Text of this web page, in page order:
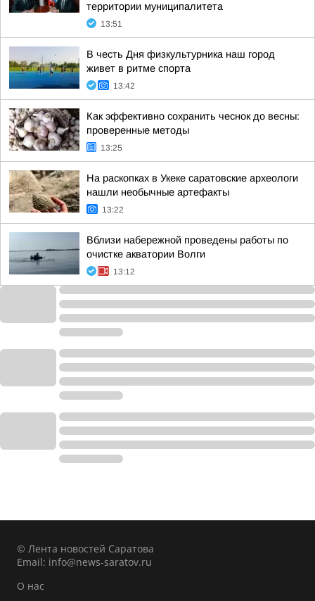
территории муниципалитета
13:51
В честь Дня физкультурника наш город
живет в ритме спорта
13:42
Как эффективно сохранить чеснок до весны:
проверенные методы
13:25
На раскопках в Укеке саратовские археологи
нашли необычные артефакты
13:22
Вблизи набережной проведены работы по
очистке акватории Волги
13:12
© Лента новостей Саратова
Email: info@news-saratov.ru
О нас